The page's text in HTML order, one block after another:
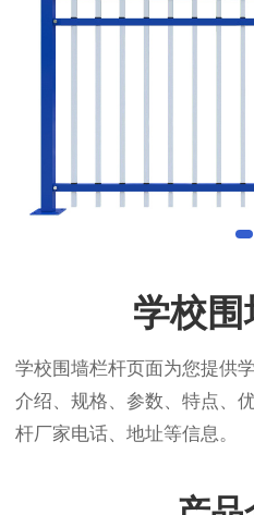
学校
学校围墙栏杆页面为您提供
介绍、规格、参数、特点、
杆厂家电话、地址等信息。